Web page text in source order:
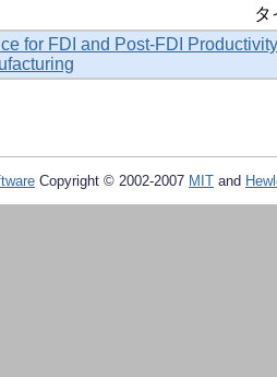
タ
for FDI and Post-FDI
Copyright © 2002-2007 MIT and